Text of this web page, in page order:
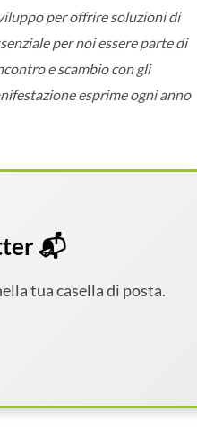
per offrire soluzioni di
per noi essere parte di
e scambio con gli
esprime ogni anno
📬
tua casella di posta.